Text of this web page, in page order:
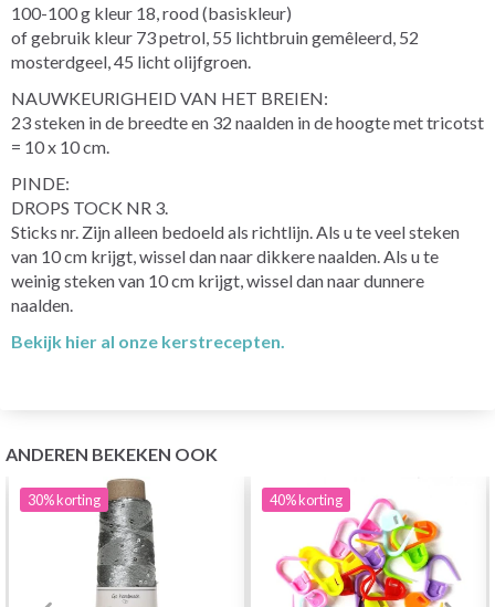
100-100 g kleur 18, rood (basiskleur)
of gebruik kleur 73 petrol, 55 lichtbruin gemêleerd, 52
mosterdgeel, 45 licht olijfgroen.
NAUWKEURIGHEID VAN HET BREIEN:
23 steken in de breedte en 32 naalden in de hoogte met tricotst
= 10 x 10 cm.
PINDE:
DROPS TOCK NR 3.
Sticks nr. Zijn alleen bedoeld als richtlijn. Als u te veel steken
van 10 cm krijgt, wissel dan naar dikkere naalden. Als u te
weinig steken van 10 cm krijgt, wissel dan naar dunnere
naalden.
Bekijk hier al onze kerstrecepten.
ANDEREN BEKEKEN OOK
30%korting 40%korting